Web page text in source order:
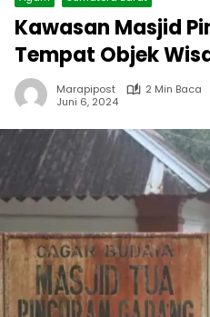
Kawasan Masjid
Tempat Objek
Marapipost
2 Min Baca
Juni 6, 2024